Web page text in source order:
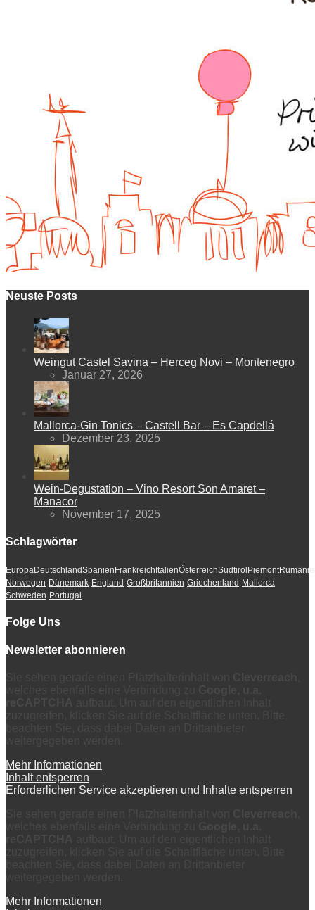
Neuste Posts
Weingut Castel Savina – Herceg Novi – Montenegro
Januar 27, 2026
Mallorca-Gin Tonics – Castell Bar – Es Capdellá
Dezember 23, 2025
Wein-Degustation – Vino Resort Son Amaret –
Manacor
November 17, 2025
Schlagwörter
EuropaDeutschlandSpanien Frankreich ItalienÖsterreichSüdtirol Piemont
Norwegen Dänemark England Großbritannien Griechenland Mallorca
Schweden Portugal
Folge Uns
Newsletter abonnieren
Mehr Informationen
Inhalt entsperren
Erforderlichen Service akzeptieren und Inhalte entsperren
Mehr Informationen